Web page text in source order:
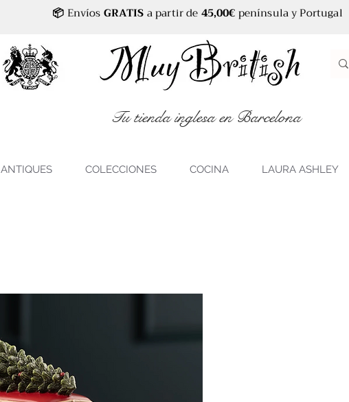
📦 EnvíosGRATISa partir de45,00€península y Portugal
Tu tienda inglesa en Barcelona
ANTIQUES COLECCIONES COCINA LAURA ASHLEY